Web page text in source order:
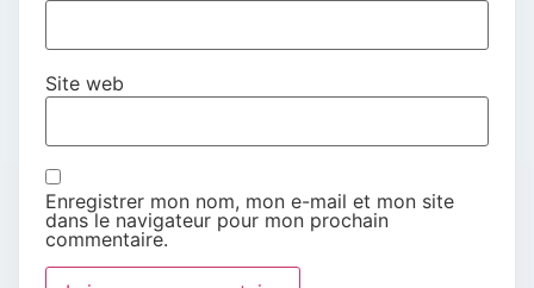
Site web
Enregistrer mon nom, mon e-mail et mon site
dans le navigateur pour mon prochain
commentaire.